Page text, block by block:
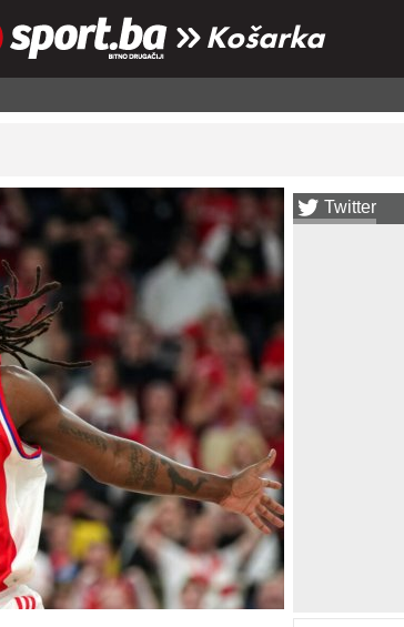
Košarka
Twitter